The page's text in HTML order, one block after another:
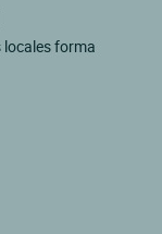
forma